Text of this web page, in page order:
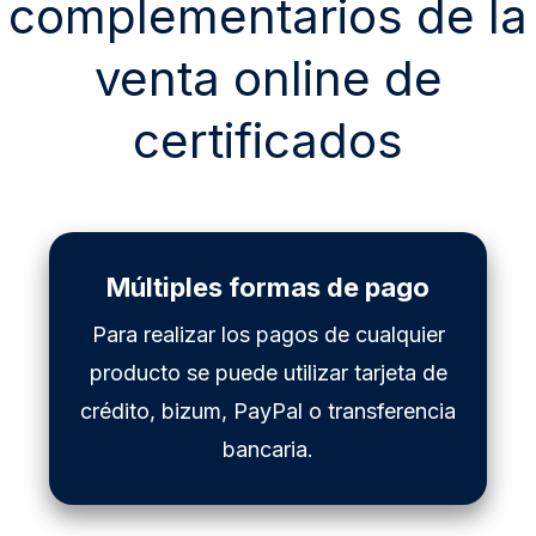
complementarios de la
venta online de
certificados
Múltiples formas de pago
Para realizar los pagos de cualquier
producto se puede utilizar tarjeta de
crédito, bizum, PayPal o transferencia
bancaria.